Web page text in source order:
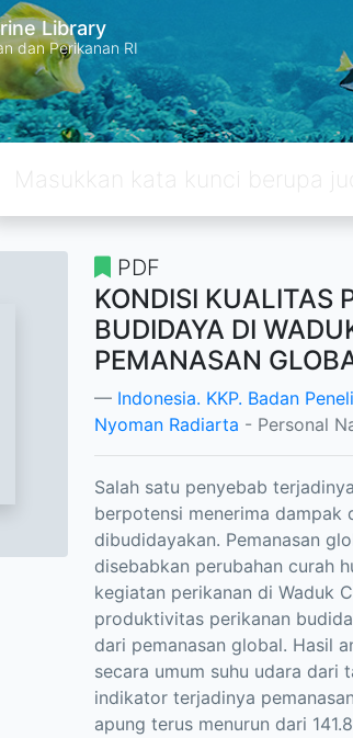
Library
dan Perikanan RI
PDF
KONDISI KUALITAS
BUDIDAYA DI
PEMANASAN
Indonesia. KKP. Badan
Nyoman Radiarta - Personal
Salah satu penyebab
berpotensi menerima
dibudidayakan. Pemanasan
disebabkan perubahan curah
kegiatan perikanan di Waduk
produktivitas perikanan
dari pemanasan global. Hasil
secara umum suhu udara dari
indikator terjadinya
apung terus menurun dari